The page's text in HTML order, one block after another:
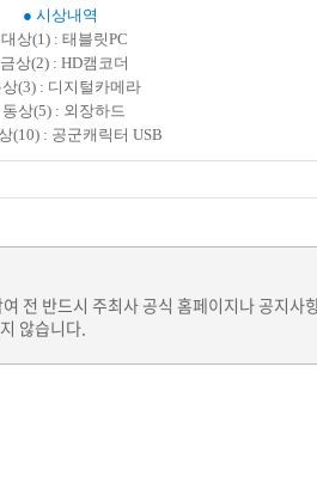
● 시상내역
상(1) : 태블릿PC
상(2) : HD캠코더
상(3) : 디지털카메라
동상(5) : 외장하드
(10) : 공군캐릭터 USB
전 반드시 주최사 공식 홈페이지나 공지
않습니다.